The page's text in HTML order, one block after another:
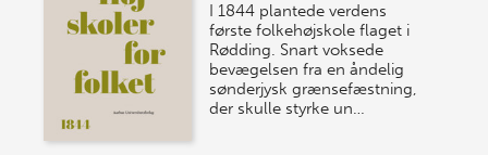
I 1844 plantede verdens
første folkehøjskole flaget i
Rødding. Snart voksede
bevægelsen fra en åndelig
sønderjysk grænsefæstning,
der skulle styrke un…